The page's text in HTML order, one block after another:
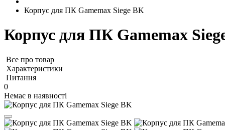
Корпус для ПК Gamemax Siege BK
Корпус для ПК Gamemax
Все про товар
Характеристики
Питання
0
Немає в наявності